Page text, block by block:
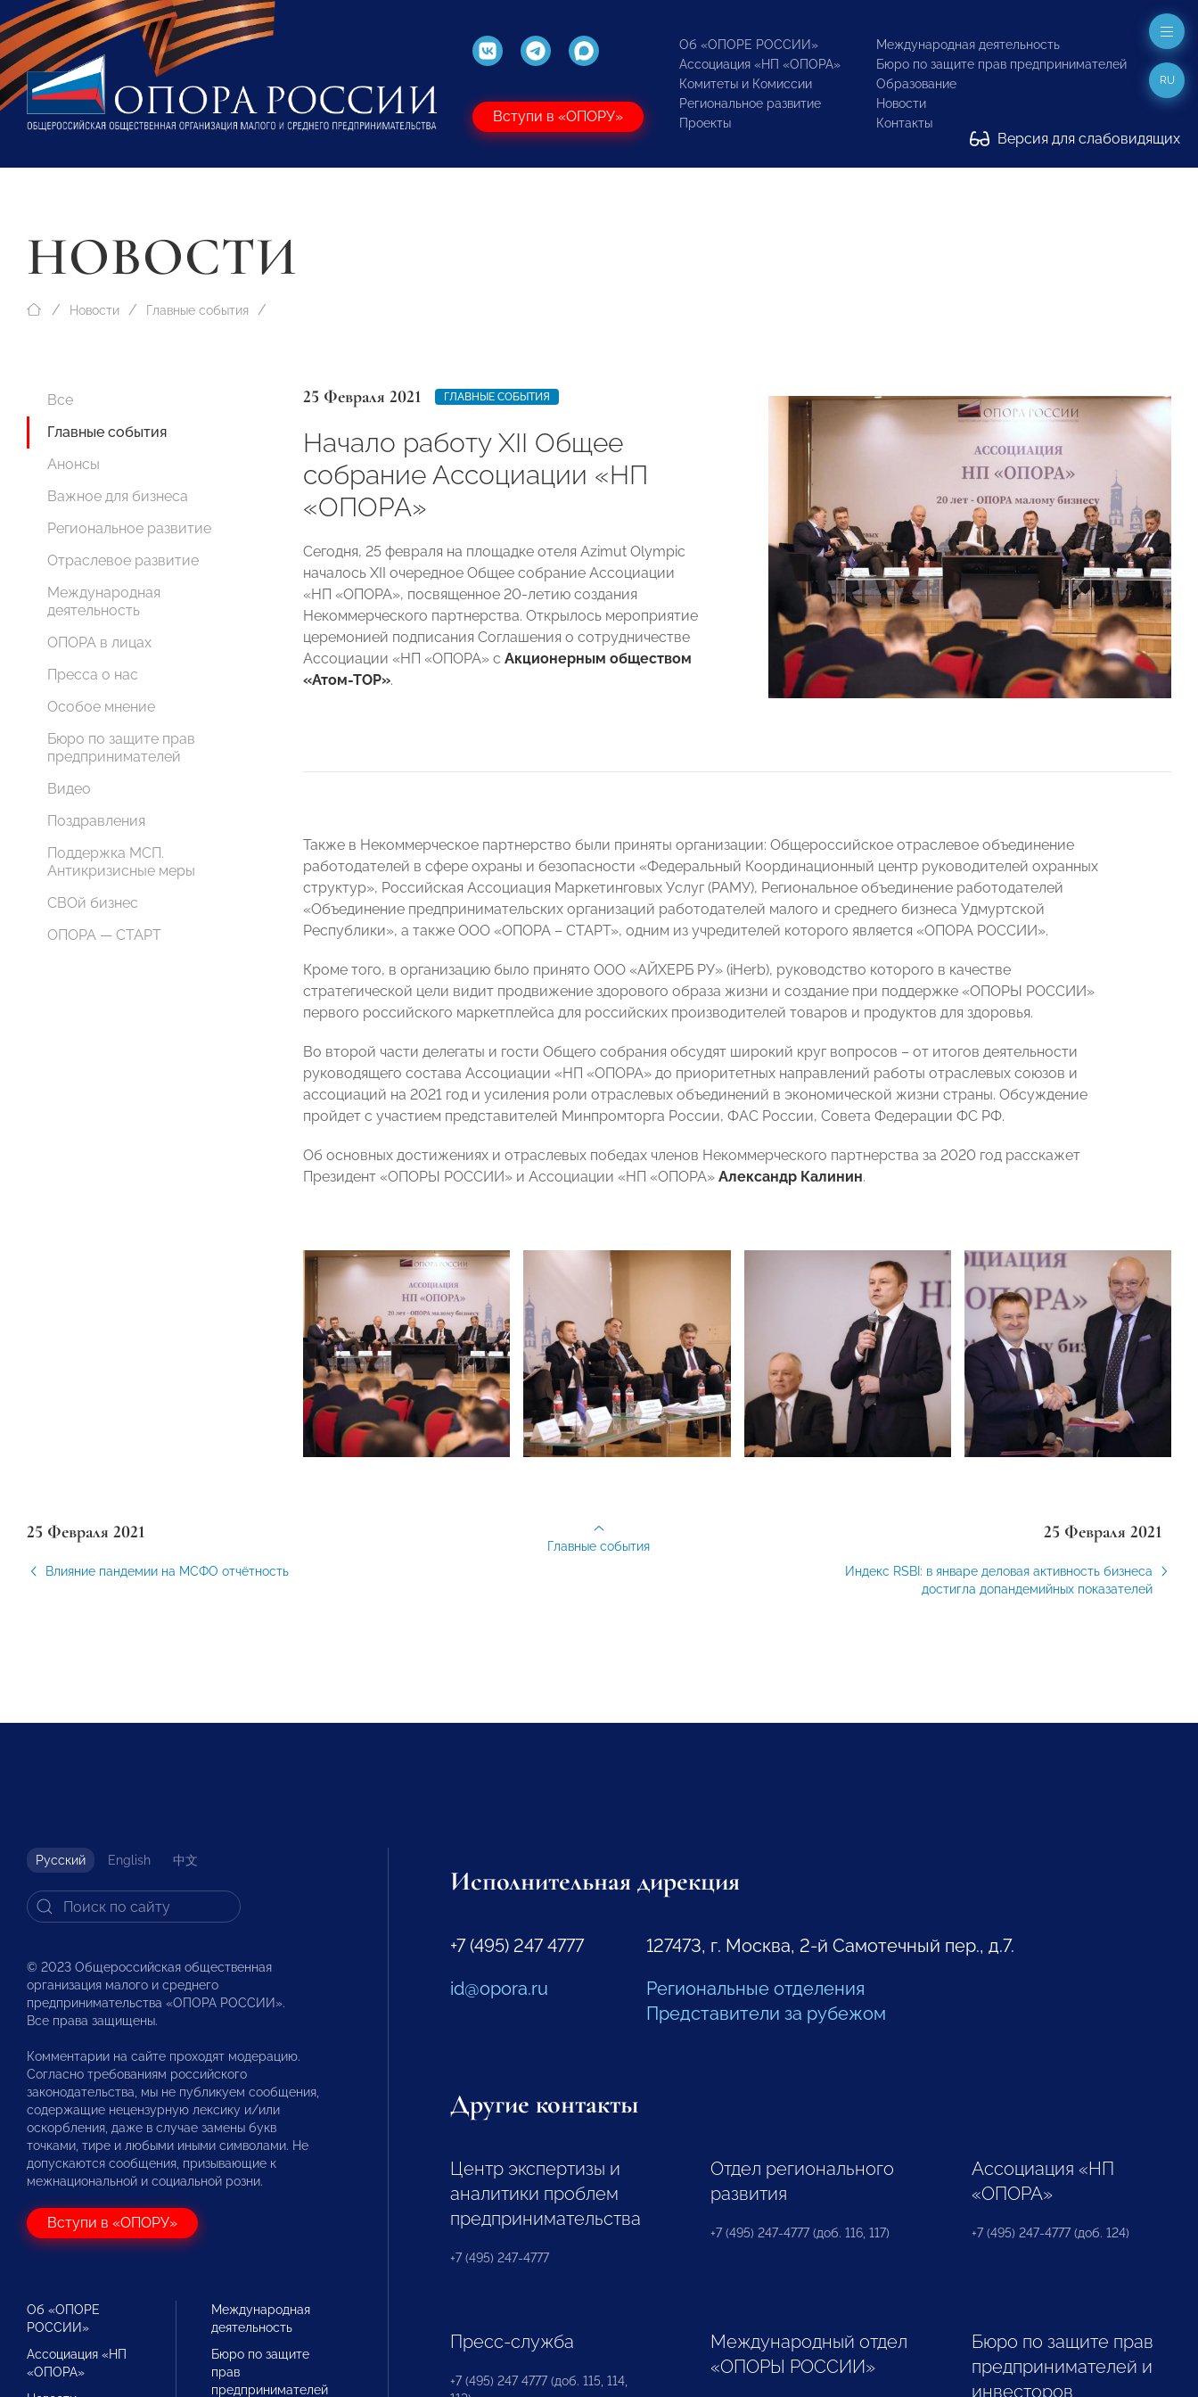
Вступи в «ОПОРУ»
Об «ОПОРЕ РОССИИ»
Ассоциация «НП «ОПОРА»
Комитеты и Комиссии
Региональное развитие
Проекты
Международная деятельность
Бюро по защите прав предпринимателей
Образование
Новости
Контакты
Версия для слабовидящих
RU
НОВОСТИ
Новости Главные события
Все
Главные события
Анонсы
Важное для бизнеса
Региональное развитие
Отраслевое развитие
Международная
деятельность
ОПОРА в лицах
Пресса о нас
Особое мнение
Бюро по защите прав
предпринимателей
Видео
Поздравления
Поддержка МСП.
Антикризисные меры
СВОй бизнес
ОПОРА — СТАРТ
25 Февраля 2021 ГЛАВНЫЕ СОБЫТИЯ
Начало работу XII Общее
собрание Ассоциации «НП
«ОПОРА»
Сегодня, 25 февраля на площадке отеля Azimut Olympic
началось XII очередное Общее собрание Ассоциации
«НП «ОПОРА», посвященное 20-летию создания
Некоммерческого партнерства. Открылось мероприятие
церемонией подписания Соглашения о сотрудничестве
Ассоциации «НП «ОПОРА» с Акционерным обществом
«Атом-ТОР».
Также в Некоммерческое партнерство были приняты организации: Общероссийское отраслевое объединение
работодателей в сфере охраны и безопасности «Федеральный Координационный центр руководителей охранных
структур», Российская Ассоциация Маркетинговых Услуг (РАМУ), Региональное объединение работодателей
«Объединение предпринимательских организаций работодателей малого и среднего бизнеса Удмуртской
Республики», а также ООО «ОПОРА – СТАРТ», одним из учредителей которого является «ОПОРА РОССИИ».
Кроме того, в организацию было принято ООО «АЙХЕРБ РУ» (iHerb), руководство которого в качестве
стратегической цели видит продвижение здорового образа жизни и создание при поддержке «ОПОРЫ РОССИИ»
первого российского маркетплейса для российских производителей товаров и продуктов для здоровья.
Во второй части делегаты и гости Общего собрания обсудят широкий круг вопросов – от итогов деятельности
руководящего состава Ассоциации «НП «ОПОРА» до приоритетных направлений работы отраслевых союзов и
ассоциаций на 2021 год и усиления роли отраслевых объединений в экономической жизни страны. Обсуждение
пройдет с участием представителей Минпромторга России, ФАС России, Совета Федерации ФС РФ.
Об основных достижениях и отраслевых победах членов Некоммерческого партнерства за 2020 год расскажет
Президент «ОПОРЫ РОССИИ» и Ассоциации «НП «ОПОРА» Александр Калинин.
25 Февраля 2021
Влияние пандемии на МСФО отчётность
25 Февраля 2021
Индекс RSBI: в январе деловая активность бизнеса
достигла допандемийных показателей
Главные события
Русский English 中文
© 2023 Общероссийская общественная
организация малого и среднего
предпринимательства «ОПОРА РОССИИ».
Все права защищены.
Комментарии на сайте проходят модерацию.
Согласно требованиям российского
законодательства, мы не публикуем сообщения,
содержащие нецензурную лексику и/или
оскорбления, даже в случае замены букв
точками, тире и любыми иными символами. Не
допускаются сообщения, призывающие к
межнациональной и социальной розни.
Вступи в «ОПОРУ»
Об «ОПОРЕ
РОССИИ»
Ассоциация «НП
«ОПОРА»
Международная
деятельность
Бюро по защите
прав
предпринимателей
Исполнительная дирекция
+7 (495) 247 4777
id@opora.ru
127473, г. Москва, 2-й Самотечный пер., д.7.
Региональные отделения
Представители за рубежом
Другие контакты
Центр экспертизы и
аналитики проблем
предпринимательства
+7 (495) 247-4777
Отдел регионального
развития
+7 (495) 247-4777 (доб. 116, 117)
Ассоциация «НП
«ОПОРА»
+7 (495) 247-4777 (доб. 124)
Пресс-служба
+7 (495) 247 4777 (доб. 115, 114,
Международный отдел
«ОПОРЫ РОССИИ»
Бюро по защите прав
предпринимателей и
инвесторов